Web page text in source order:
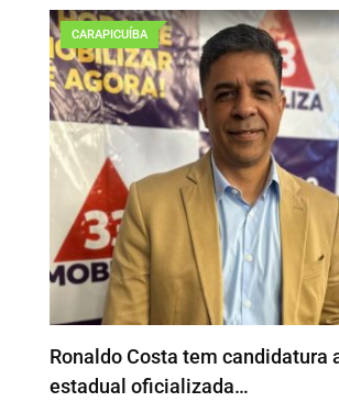
CARAPICUÍBA
Além da Influência reúne
profissionais para…